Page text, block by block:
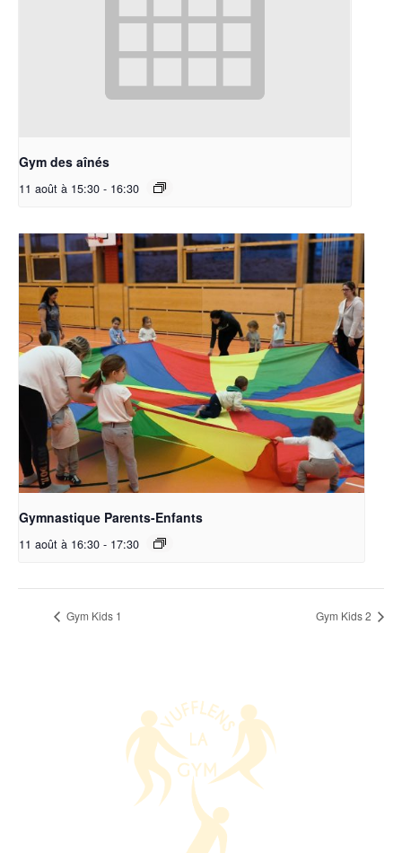
Gym des aînés
11 août à 15:30 - 16:30
Gymnastique Parents-Enfants
11 août à 16:30 - 17:30
Gym Kids 1 Gym Kids 2